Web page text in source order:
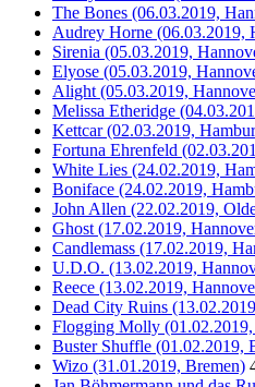
The Bones (06.03.2019,
Audrey Horne (06.03.2019,
Sirenia (05.03.2019,
Elyose (05.03.2019,
Alight (05.03.2019,
Melissa Etheridge
Kettcar (02.03.2019,
Fortuna Ehrenfeld
White Lies (24.02.2019,
Boniface (24.02.2019,
John Allen (22.02.2019,
Ghost (17.02.2019,
Candlemass (17.02.2019,
U.D.O. (13.02.2019,
Reece (13.02.2019,
Dead City Ruins
Flogging Molly
Buster Shuffle (01.02.2019,
Wizo (31.01.2019, Bremen)